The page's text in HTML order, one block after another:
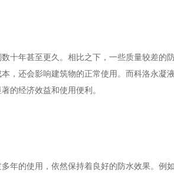
十年甚至更久。相比之下，一些质量较差的
，还会影响建筑物的正常使用。而科洛永凝
的经济效益和使用便利。
年的使用，依然保持着良好的防水效果。例